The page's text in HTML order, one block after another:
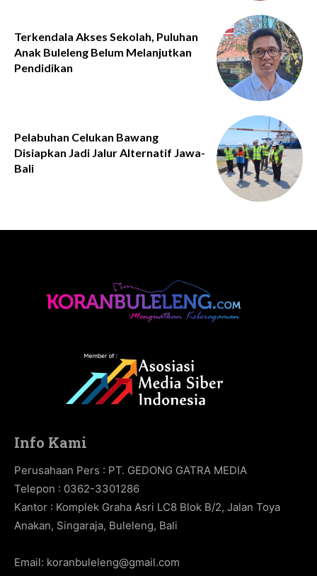
Terkendala Akses Sekolah, Puluhan
Anak Buleleng Belum Melanjutkan
Pendidikan
Pelabuhan Celukan Bawang
Disiapkan Jadi Jalur Alternatif Jawa-
Bali
Info Kami
Perusahaan Pers : PT. GEDONG GATRA MEDIA
Telepon : 0362-3301286
Kantor : Komplek Graha Asri LC8 Blok B/2, Jalan Toya
Anakan, Singaraja, Buleleng, Bali
Email: koranbuleleng@gmail.com